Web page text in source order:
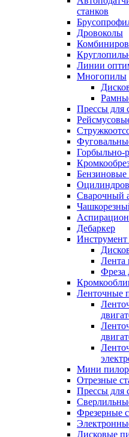
станков
Дровоколы
Линии
Многопилы
Прессы для
Горбыльно-
Сварочный
Дебаркер
Лента
Фреза
Ленточные
Мини
Отрезные
Прессы для
Фрезерные
Дисковые